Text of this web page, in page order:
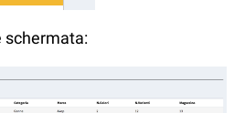
schermata: